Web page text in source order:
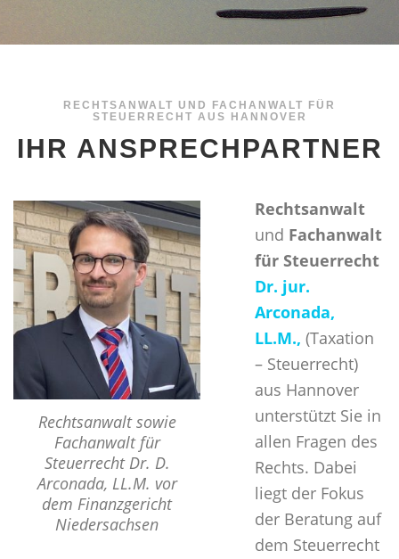
RECHTSANWALT UND FACHANWALT FÜR
STEUERRECHT AUS HANNOVER
IHR ANSPRECHPARTNER
Rechtsanwalt sowie
Fachanwalt für
Steuerrecht Dr. D.
Arconada, LL.M. vor
dem Finanzgericht
Niedersachsen
Rechtsanwalt
und Fachanwalt
für Steuerrecht
Dr. jur.
Arconada,
LL.M., (Taxation
– Steuerrecht)
aus Hannover
unterstützt Sie in
allen Fragen des
Rechts. Dabei
liegt der Fokus
der Beratung auf
dem Steuerrecht